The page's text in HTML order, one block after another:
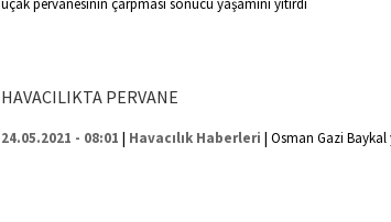
uçak pervanesinin çarpması sonucu yaşamını yitirdi
HAVACILIKTA PERVANE
24.05.2021 - 08:01 | Havacılık Haberleri | Osman Gazi Baykal